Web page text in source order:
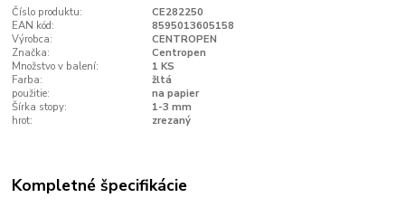
Číslo produktu:
CE282250
EAN kód:
8595013605158
Výrobca:
CENTROPEN
Značka:
Centropen
Množstvo v balení:
1 KS
Farba:
žltá
použitie:
na papier
Šírka stopy:
1-3 mm
hrot:
zrezaný
Kompletné špecifikácie